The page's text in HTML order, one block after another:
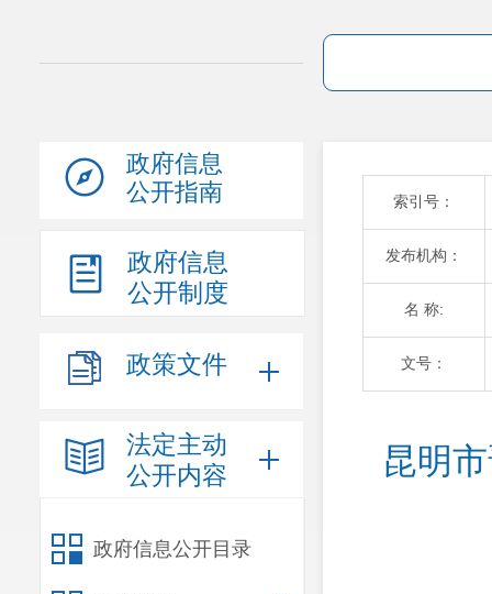
政府信息
公开指南
政府信息
公开制度
政策文件
法定主动
公开内容
政府信息公开目录
索引号：
发布机构：
名 称:
文号：
昆明